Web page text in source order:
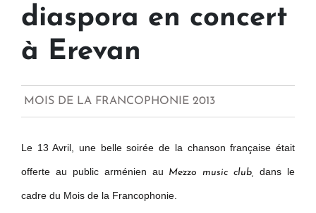
diaspora en concert
à Erevan
MOIS DE LA FRANCOPHONIE 2013
Le 13 Avril, une belle soirée de la chanson française était
offerte au public arménien au Mezzo music club,dans le
cadre du Mois de la Francophonie.